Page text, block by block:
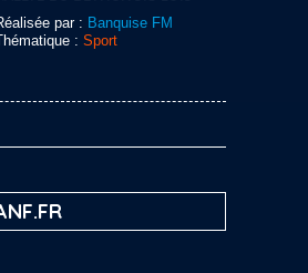
par : Banquise FM
: Sport